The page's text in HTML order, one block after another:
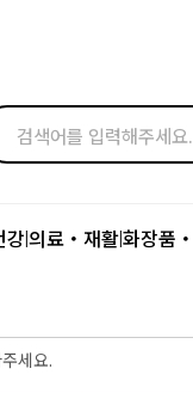
강|의료・재활|화장품
세요.